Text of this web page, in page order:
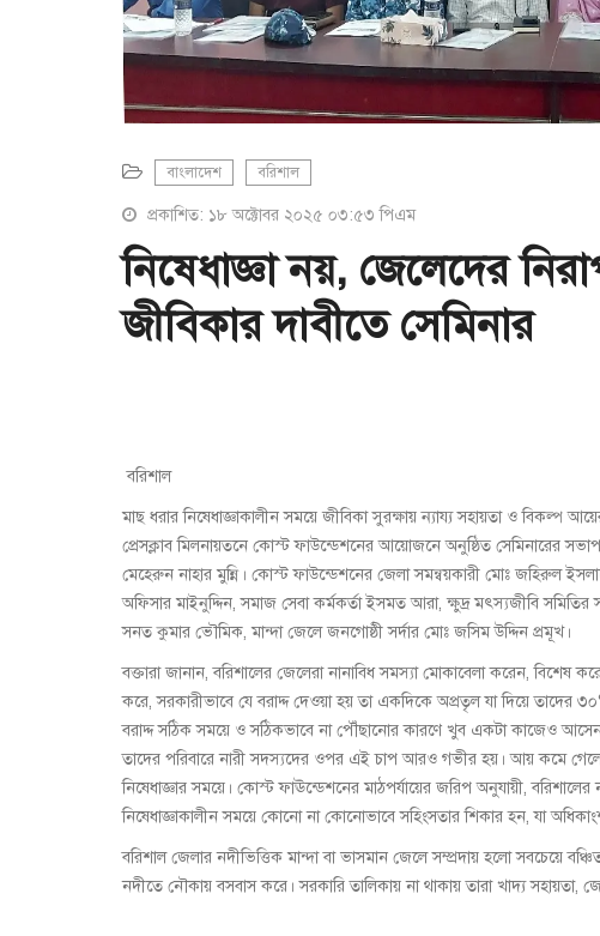
বাংলাদেশ বরিশাল
প্রকাশিত: ১৮ অক্টোবর ২০২৫ ০৩:৫৩ পিএম
নিষেধাজ্ঞা নয়, জেলেদের
জীবিকার দাবীতে সেমিনার
বরিশাল
মাছ ধরার নিষেধাজ্ঞাকালীন সময়ে জীবিকা সুরক্ষায় ন্যায্য সহায়তা ও বিকল্প
প্রেসক্লাব মিলনায়তনে কোস্ট ফাউন্ডেশনের আয়োজনে অনুষ্ঠিত সেমিনারের
মেহেরুন নাহার মুন্নি। কোস্ট ফাউন্ডেশনের জেলা সমন্বয়কারী মোঃ জহিরুল
অফিসার মাইনুদ্দিন, সমাজ সেবা কর্মকর্তা ইসমত আরা, ক্ষুদ্র মৎস্যজীবি
সনত কুমার ভৌমিক, মান্দা জেলে জনগোষ্ঠী সর্দার মোঃ জসিম উদ্দিন প্রমূখ।
বক্তারা জানান, বরিশালের জেলেরা নানাবিধ সমস্যা মোকাবেলা করেন,
করে, সরকারীভাবে যে বরাদ্দ দেওয়া হয় তা একদিকে অপ্রতৃল যা দিয়ে তাদের
বরাদ্দ সঠিক সময়ে ও সঠিকভাবে না পৌঁছানোর কারণে খুব একটা কাজেও
তাদের পরিবারে নারী সদস্যদের ওপর এই চাপ আরও গভীর হয়। আয় কমে গেলে
নিষেধাজ্ঞার সময়ে। কোস্ট ফাঊন্ডেশনের মাঠপর্যায়ের জরিপ অনুযায়ী,
নিষেধাজ্ঞাকালীন সময়ে কোনো না কোনোভাবে সহিংসতার শিকার হন, যা
বরিশাল জেলার নদীভিত্তিক মান্দা বা ভাসমান জেলে সম্প্রদায় হলো সবচেয়ে
নদীতে নৌকায় বসবাস করে। সরকারি তালিকায় না থাকায় তারা খাদ্য সহায়তা,